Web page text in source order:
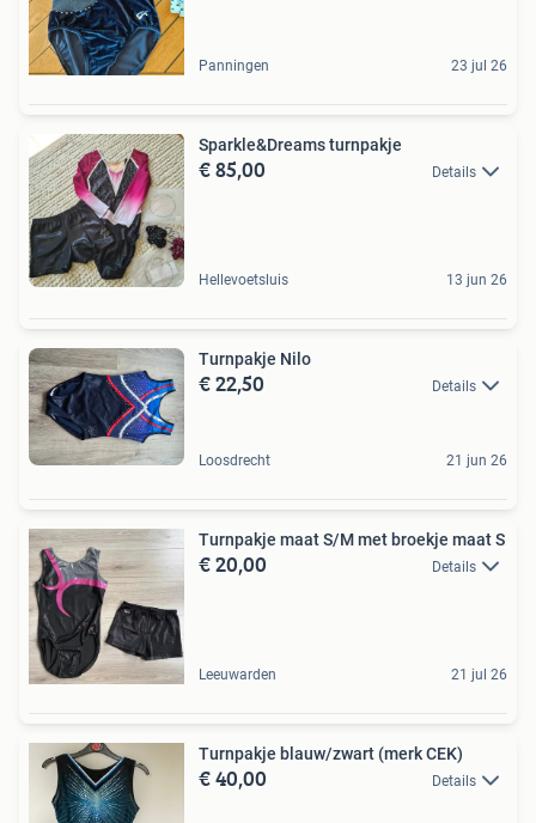
Panningen 23 jul 26
Sparkle&Dreams turnpakje
€ 85,00 Details
Hellevoetsluis 13 jun 26
Turnpakje Nilo
€ 22,50 Details
Loosdrecht 21 jun 26
Turnpakje maat S/M met broekje maat S
€ 20,00 Details
Leeuwarden 21 jul 26
Turnpakje blauw/zwart (merk CEK)
€ 40,00 Details